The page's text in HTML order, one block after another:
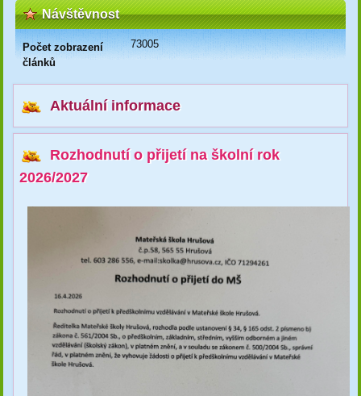
Návštěvnost
Počet zobrazení
článků
73005
Aktuální informace
Rozhodnutí o přijetí na školní rok
2026/2027